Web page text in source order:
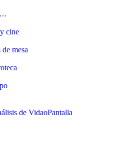
cine
de mesa
de VidaoPantalla